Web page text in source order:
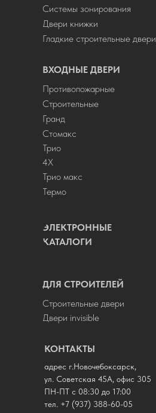
ВХОДНЫЕ ДВЕРИ
Противопожарные
Строительные
Гранд
Стомакс
Трио
4Х
Трио макс
Термо
ДЛЯ СТРОИТЕЛЕЙ
Строительные двери
Двери invisible
КОНТАКТЫ
адрес г.Новочебоксарск,
ул. Советская 45А, офис 305
ПН-ПТ с 08:30 до 17:00
тел. +7 (937) 388-60-05
ЭЛЕКТРОННЫЕ
КАТАЛОГИ
Системы зонирования
Двери книжки
Гладкие строительные двери